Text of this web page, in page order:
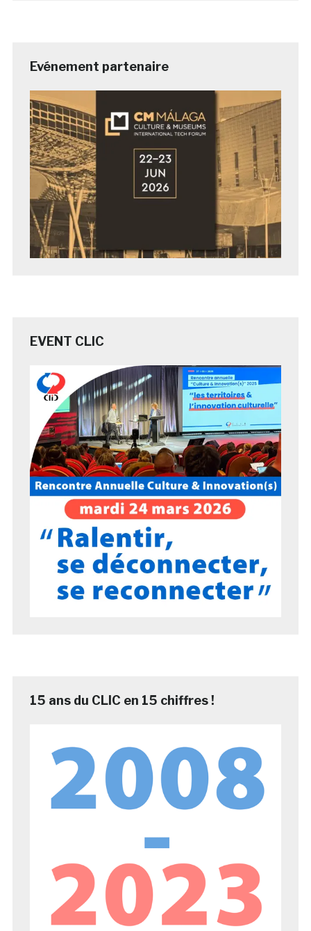
Evénement partenaire
EVENT CLIC
15 ans du CLIC en 15 chiffres !